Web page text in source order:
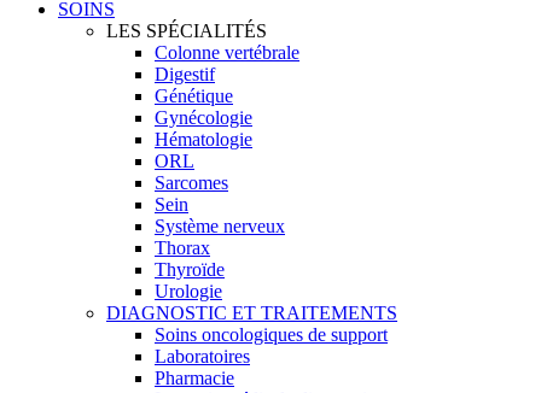
SOINS
LES SPÉCIALITÉS
Colonne vertébrale
Digestif
Génétique
Gynécologie
Hématologie
ORL
Sarcomes
Sein
Système nerveux
Thorax
Thyroïde
Urologie
DIAGNOSTIC ET TRAITEMENTS
Soins oncologiques de support
Laboratoires
Pharmacie